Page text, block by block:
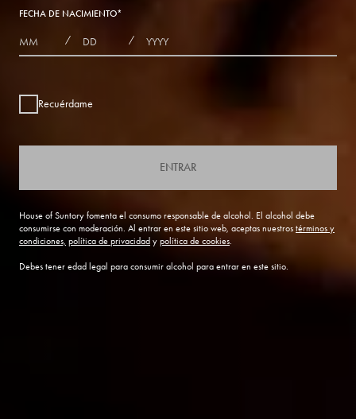
FECHA DE NACIMIENTO*
MONTHS
/ DAYS / YEAR
Recuérdame
ENTRAR
House of Suntory fomenta el consumo responsable de alcohol. El alcohol debe
consumirse con moderación. Al entrar en este sitio web, aceptas nuestros términos y
condiciones, política de privacidad y política de cookies.
Debes tener edad legal para consumir alcohol para entrar en este sitio.